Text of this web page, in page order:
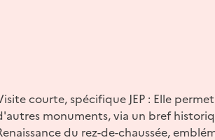
courte, spécifique JEP : Elle
monuments, via un bref
du rez-de-chaussée,